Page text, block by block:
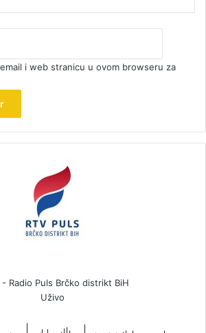
i web stranicu u ovom browseru za
- Radio Puls Brčko distrikt BiH
Uživo